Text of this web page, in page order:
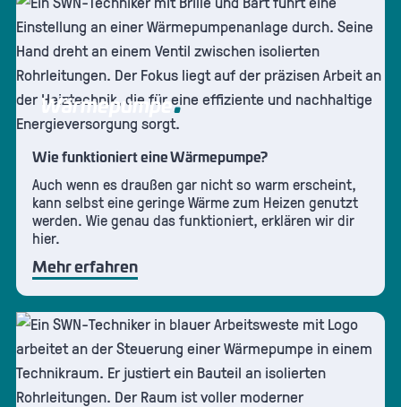
Wärmepumpe
Wie funktioniert eine Wärmepumpe?
Auch wenn es draußen gar nicht so warm erscheint,
kann selbst eine geringe Wärme zum Heizen genutzt
werden. Wie genau das funktioniert, erklären wir dir
hier.
Mehr erfahren